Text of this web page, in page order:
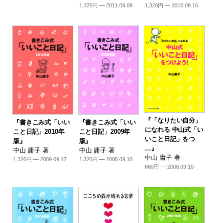
1,320円 — 2011.09.08 1,320円 — 2010.09.16
『書きこみ式「いい
こと日記」2010年
版』
中山 庸子 著
1,320円 — 2009.09.17
『書きこみ式「いい
こと日記」2009年
版』
中山 庸子 著
1,320円 — 2008.09.10
『「なりたい自分」
になれる 中山式「い
いこと日記」をつ
…』
中山 庸子 著
660円 — 2008.09.10